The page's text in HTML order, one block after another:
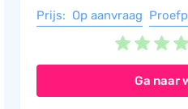
Prijs: Op aanvraag
Ga naar